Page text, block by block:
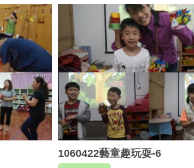
1060422藝童趣玩耍-6